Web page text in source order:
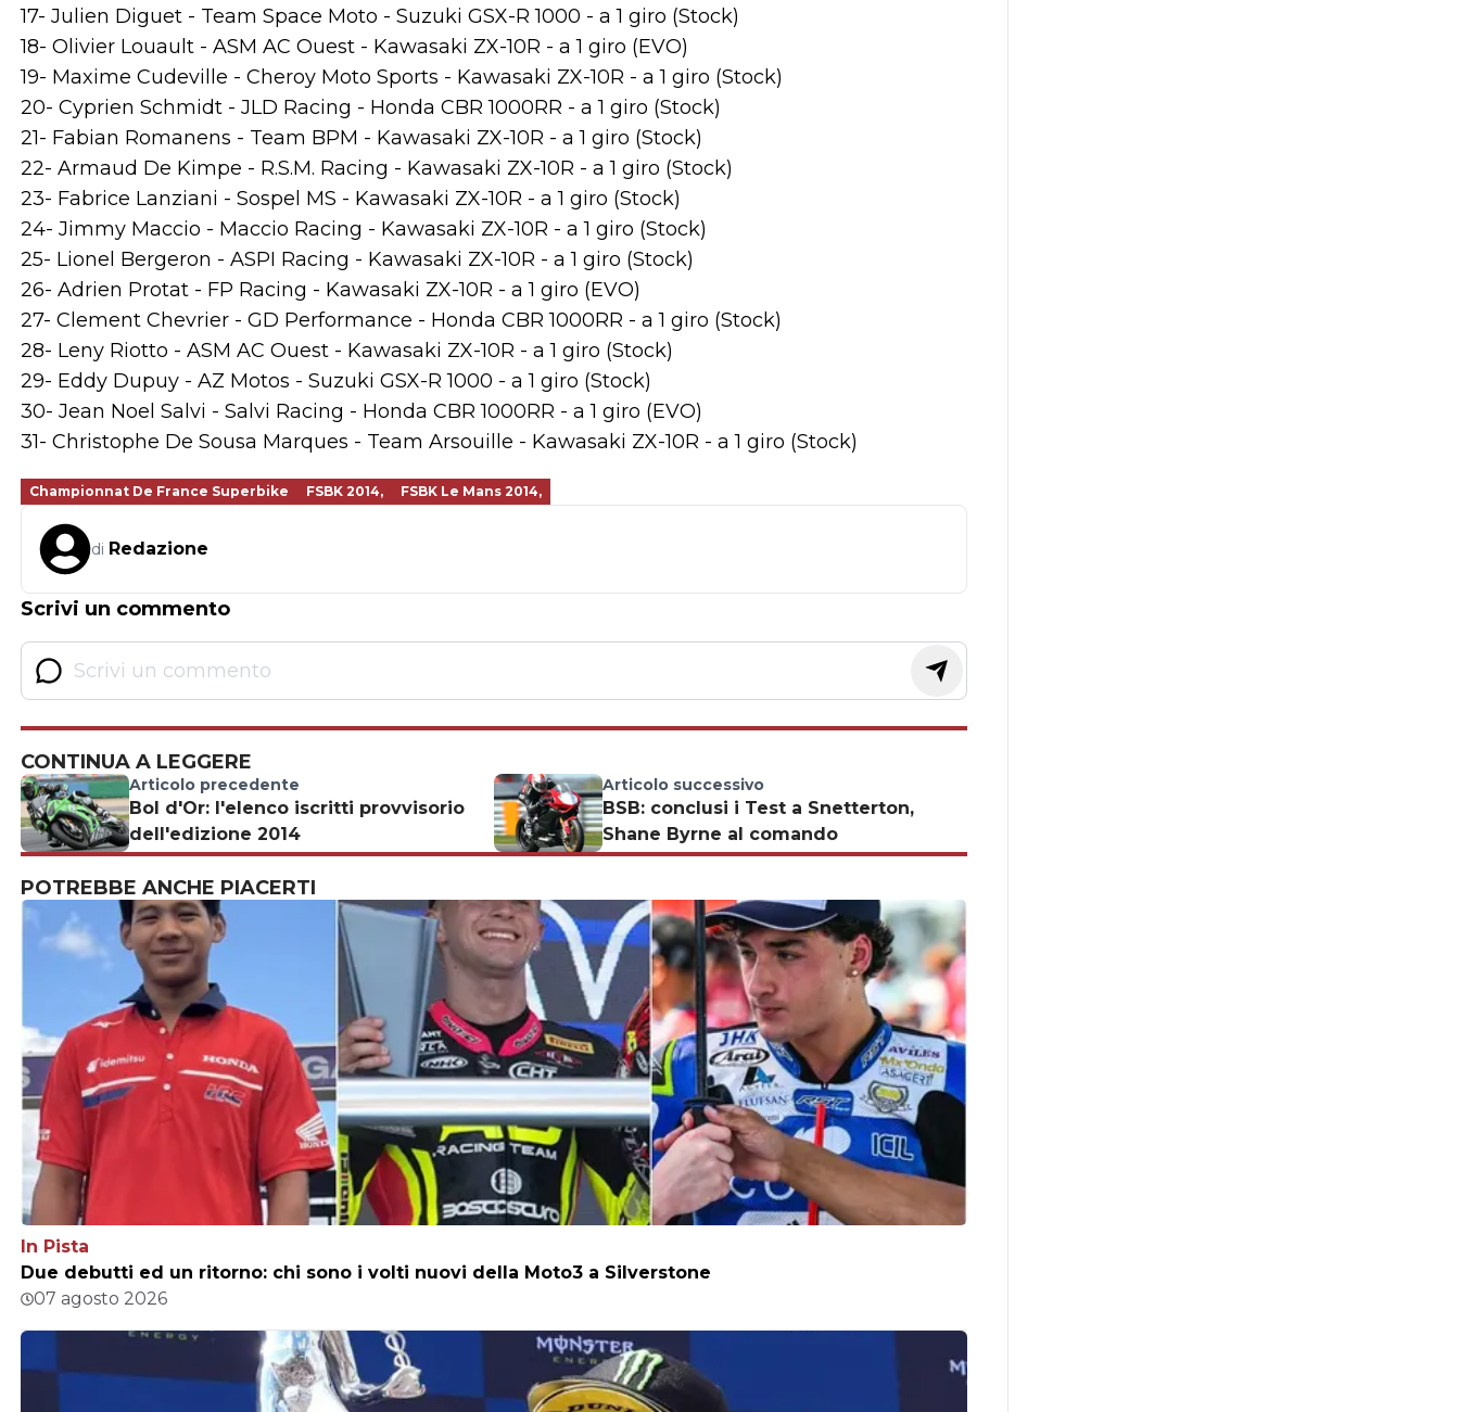
17- Julien Diguet - Team Space Moto - Suzuki GSX-R 1000 - a 1 giro (Stock)
18- Olivier Louault - ASM AC Ouest - Kawasaki ZX-10R - a 1 giro (EVO)
19- Maxime Cudeville - Cheroy Moto Sports - Kawasaki ZX-10R - a 1 giro (Stock)
20- Cyprien Schmidt - JLD Racing - Honda CBR 1000RR - a 1 giro (Stock)
21- Fabian Romanens - Team BPM - Kawasaki ZX-10R - a 1 giro (Stock)
22- Armaud De Kimpe - R.S.M. Racing - Kawasaki ZX-10R - a 1 giro (Stock)
23- Fabrice Lanziani - Sospel MS - Kawasaki ZX-10R - a 1 giro (Stock)
24- Jimmy Maccio - Maccio Racing - Kawasaki ZX-10R - a 1 giro (Stock)
25- Lionel Bergeron - ASPI Racing - Kawasaki ZX-10R - a 1 giro (Stock)
26- Adrien Protat - FP Racing - Kawasaki ZX-10R - a 1 giro (EVO)
27- Clement Chevrier - GD Performance - Honda CBR 1000RR - a 1 giro (Stock)
28- Leny Riotto - ASM AC Ouest - Kawasaki ZX-10R - a 1 giro (Stock)
29- Eddy Dupuy - AZ Motos - Suzuki GSX-R 1000 - a 1 giro (Stock)
30- Jean Noel Salvi - Salvi Racing - Honda CBR 1000RR - a 1 giro (EVO)
31- Christophe De Sousa Marques - Team Arsouille - Kawasaki ZX-10R - a 1 giro (Stock)
Championnat De France Superbike FSBK 2014, FSBK Le Mans 2014,
di Redazione
Scrivi un commento
CONTINUA A LEGGERE
Articolo precedente
Bol d'Or: l'elenco iscritti provvisorio
dell'edizione 2014
Articolo successivo
BSB: conclusi i Test a Snetterton,
Shane Byrne al comando
POTREBBE ANCHE PIACERTI
In Pista
Due debutti ed un ritorno: chi sono i volti nuovi della Moto3 a Silverstone
07 agosto 2026